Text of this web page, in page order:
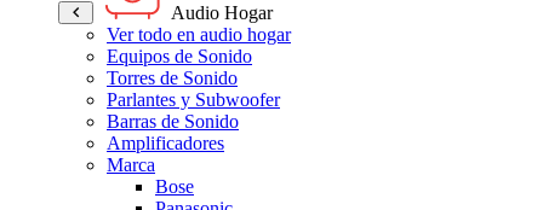
Audio Hogar
Ver todo en audio hogar
Equipos de Sonido
Torres de Sonido
Parlantes y Subwoofer
Barras de Sonido
Amplificadores
Marca
Bose